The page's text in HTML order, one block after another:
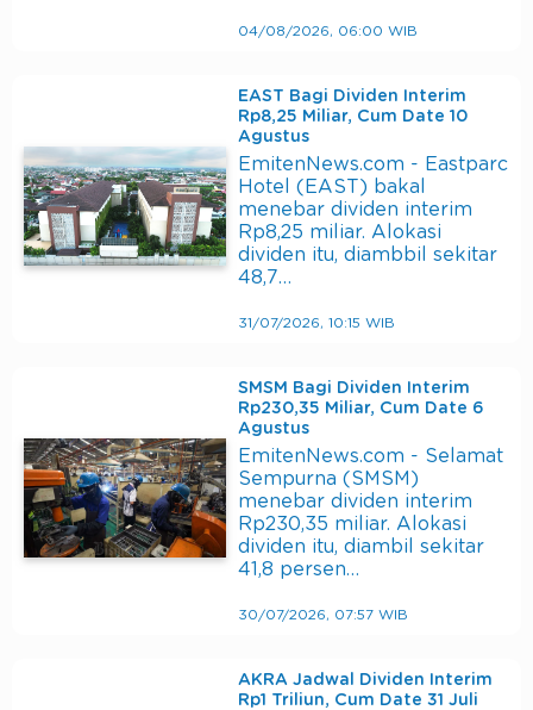
04/08/2026, 06:00 WIB
EAST Bagi Dividen Interim
Rp8,25 Miliar, Cum Date 10
Agustus
EmitenNews.com - Eastparc
Hotel (EAST) bakal
menebar dividen interim
Rp8,25 miliar. Alokasi
dividen itu, diambbil sekitar
48,7…
31/07/2026, 10:15 WIB
SMSM Bagi Dividen Interim
Rp230,35 Miliar, Cum Date 6
Agustus
EmitenNews.com - Selamat
Sempurna (SMSM)
menebar dividen interim
Rp230,35 miliar. Alokasi
dividen itu, diambil sekitar
41,8 persen…
30/07/2026, 07:57 WIB
AKRA Jadwal Dividen Interim
Rp1 Triliun, Cum Date 31 Juli